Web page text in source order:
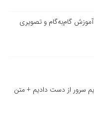
گام‌به‌گام و تصویری
سرور از دست دادیم + متن